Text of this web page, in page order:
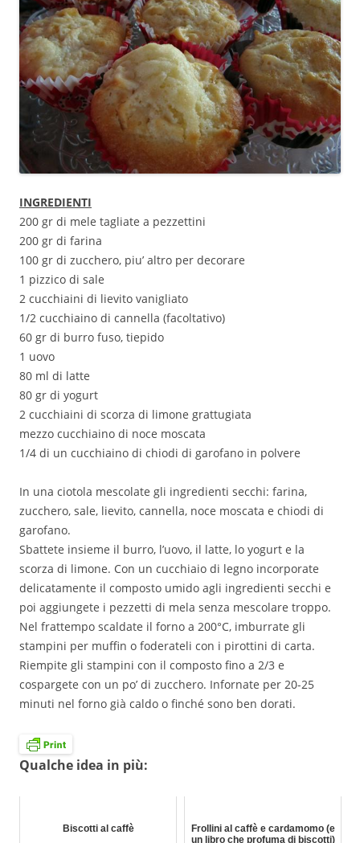
INGREDIENTI
200 gr di mele tagliate a pezzettini
200 gr di farina
100 gr di zucchero, piu’ altro per decorare
1 pizzico di sale
2 cucchiaini di lievito vanigliato
1/2 cucchiaino di cannella (facoltativo)
60 gr di burro fuso, tiepido
1 uovo
80 ml di latte
80 gr di yogurt
2 cucchiaini di scorza di limone grattugiata
mezzo cucchiaino di noce moscata
1/4 di un cucchiaino di chiodi di garofano in polvere
In una ciotola mescolate gli ingredienti secchi: farina,
zucchero, sale, lievito, cannella, noce moscata e chiodi di
garofano.
Sbattete insieme il burro, l’uovo, il latte, lo yogurt e la
scorza di limone. Con un cucchiaio di legno incorporate
delicatamente il composto umido agli ingredienti secchi e
poi aggiungete i pezzetti di mela senza mescolare troppo.
Nel frattempo scaldate il forno a 200°C, imburrate gli
stampini per muffin o foderateli con i pirottini di carta.
Riempite gli stampini con il composto fino a 2/3 e
cospargete con un po’ di zucchero. Infornate per 20-25
minuti nel forno già caldo o finché sono ben dorati.
Qualche idea in più:
Biscotti al caffè
Frollini al caffè e cardamomo (e
un libro che profuma di biscotti)